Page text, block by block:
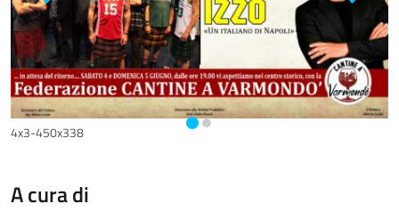
4x3-450x338
A cura di